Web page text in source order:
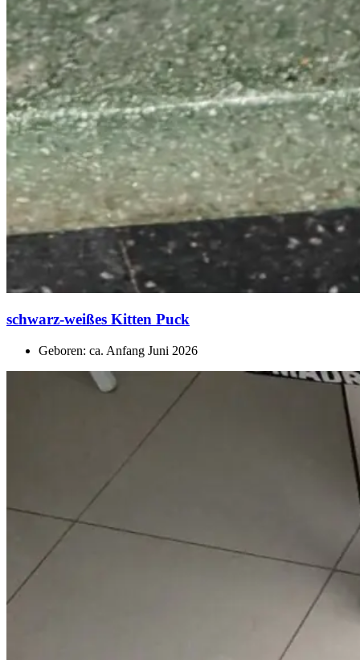
schwarz-weißes Kitten Puck
Geboren: ca. Anfang Juni 2026